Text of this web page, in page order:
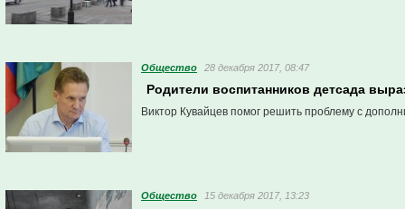
Общество 28 декабря 2017, 08:47
Родители воспитанников детсада
Виктор Кувайцев помог решить проблему с
Общество 15 декабря 2017, 13:23